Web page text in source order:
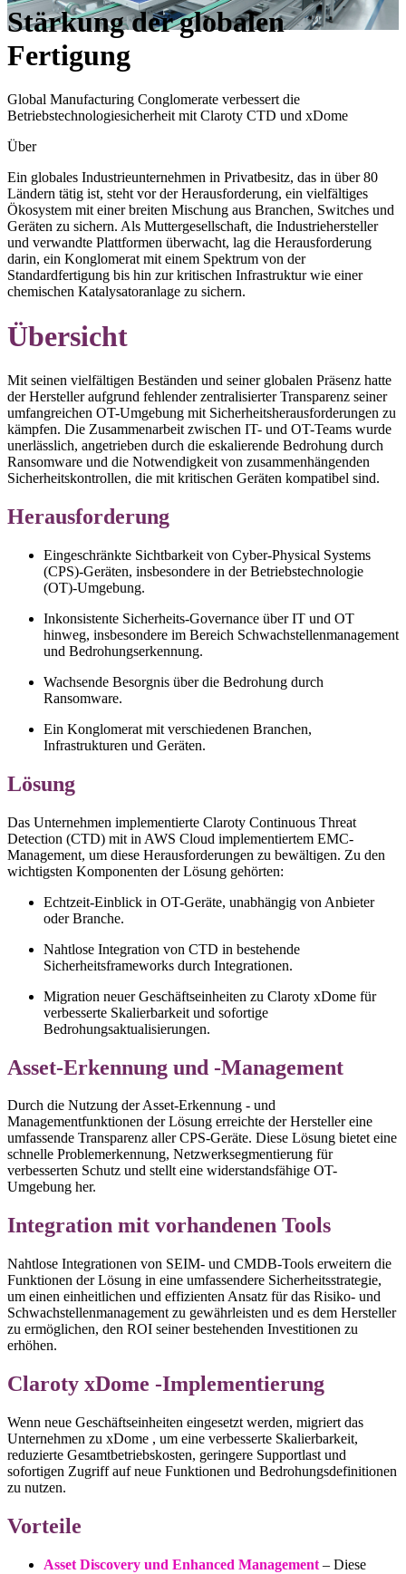
Stärkung der globalen
Fertigung
Global Manufacturing Conglomerate verbessert die
Betriebstechnologiesicherheit mit Claroty CTD und xDome
Über
Ein globales Industrieunternehmen in Privatbesitz, das in über 80
Ländern tätig ist, steht vor der Herausforderung, ein vielfältiges
Ökosystem mit einer breiten Mischung aus Branchen, Switches und
Geräten zu sichern. Als Muttergesellschaft, die Industriehersteller
und verwandte Plattformen überwacht, lag die Herausforderung
darin, ein Konglomerat mit einem Spektrum von der
Standardfertigung bis hin zur kritischen Infrastruktur wie einer
chemischen Katalysatoranlage zu sichern.
Übersicht
Mit seinen vielfältigen Beständen und seiner globalen Präsenz hatte
der Hersteller aufgrund fehlender zentralisierter Transparenz seiner
umfangreichen OT-Umgebung mit Sicherheitsherausforderungen zu
kämpfen. Die Zusammenarbeit zwischen IT- und OT-Teams wurde
unerlässlich, angetrieben durch die eskalierende Bedrohung durch
Ransomware und die Notwendigkeit von zusammenhängenden
Sicherheitskontrollen, die mit kritischen Geräten kompatibel sind.
Herausforderung
Eingeschränkte Sichtbarkeit von Cyber-Physical Systems
(CPS)-Geräten, insbesondere in der Betriebstechnologie
(OT)-Umgebung.
Inkonsistente Sicherheits-Governance über IT und OT
hinweg, insbesondere im Bereich Schwachstellenmanagement
und Bedrohungserkennung.
Wachsende Besorgnis über die Bedrohung durch
Ransomware.
Ein Konglomerat mit verschiedenen Branchen,
Infrastrukturen und Geräten.
Lösung
Das Unternehmen implementierte Claroty Continuous Threat
Detection (CTD) mit in AWS Cloud implementiertem EMC-
Management, um diese Herausforderungen zu bewältigen. Zu den
wichtigsten Komponenten der Lösung gehörten:
Echtzeit-Einblick in OT-Geräte, unabhängig von Anbieter
oder Branche.
Nahtlose Integration von CTD in bestehende
Sicherheitsframeworks durch Integrationen.
Migration neuer Geschäftseinheiten zu Claroty xDome für
verbesserte Skalierbarkeit und sofortige
Bedrohungsaktualisierungen.
Asset-Erkennung und -Management
Durch die Nutzung der Asset-Erkennung - und
Managementfunktionen der Lösung erreichte der Hersteller eine
umfassende Transparenz aller CPS-Geräte. Diese Lösung bietet eine
schnelle Problemerkennung, Netzwerksegmentierung für
verbesserten Schutz und stellt eine widerstandsfähige OT-
Umgebung her.
Integration mit vorhandenen Tools
Nahtlose Integrationen von SEIM- und CMDB-Tools erweitern die
Funktionen der Lösung in eine umfassendere Sicherheitsstrategie,
um einen einheitlichen und effizienten Ansatz für das Risiko- und
Schwachstellenmanagement zu gewährleisten und es dem Hersteller
zu ermöglichen, den ROI seiner bestehenden Investitionen zu
erhöhen.
Claroty xDome -Implementierung
Wenn neue Geschäftseinheiten eingesetzt werden, migriert das
Unternehmen zu xDome , um eine verbesserte Skalierbarkeit,
reduzierte Gesamtbetriebskosten, geringere Supportlast und
sofortigen Zugriff auf neue Funktionen und Bedrohungsdefinitionen
zu nutzen.
Vorteile
Asset Discovery und Enhanced Management – Diese